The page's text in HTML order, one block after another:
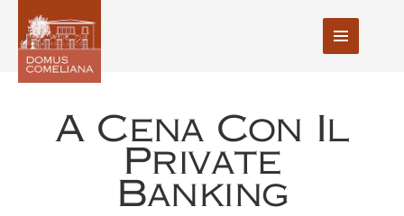
A Cena Con Il
Private
Banking